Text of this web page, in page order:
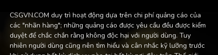
CSGVN.COM duy trì hoạt động dựa trên chi phí quảng cáo của
các "nhãn hàng"; những quảng cáo được yêu cầu đều được kiểm
duyệt để chắc chắn rằng không độc hại với người dùng. Tuy
nhiên người dùng cũng nên tìm hiểu và cân nhắc kỹ lưỡng trước